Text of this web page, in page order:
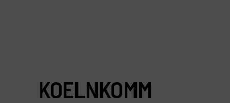
KOELNKOMM